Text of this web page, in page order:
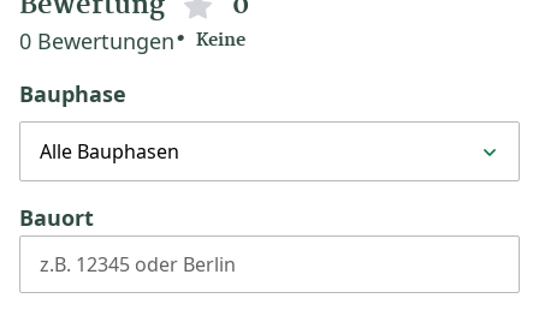
0 Bewertungen Keine
Bauphase
Alle Bauphasen
Bauort
z.B. 12345 oder Berlin